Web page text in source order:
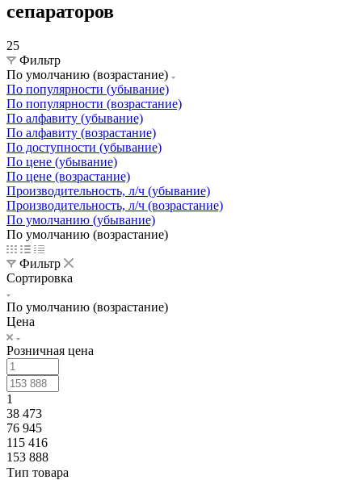
сепараторов
25
Фильтр
По умолчанию (возрастание)
По популярности (убывание)
По популярности (возрастание)
По алфавиту (убывание)
По алфавиту (возрастание)
По доступности (убывание)
По цене (убывание)
По цене (возрастание)
Производительность, л/ч (убывание)
Производительность, л/ч (возрастание)
По умолчанию (убывание)
По умолчанию (возрастание)
Фильтр
Сортировка
По умолчанию (возрастание)
Цена
Розничная цена
1
38 473
76 945
115 416
153 888
Тип товара